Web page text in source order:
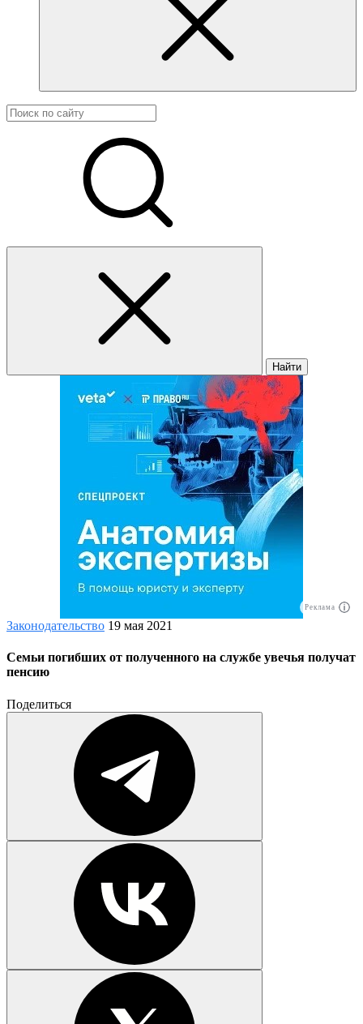
Найти
Реклама
Законодательство 19 мая 2021
Семьи погибших от полученного на службе увечья получат
пенсию
Поделиться